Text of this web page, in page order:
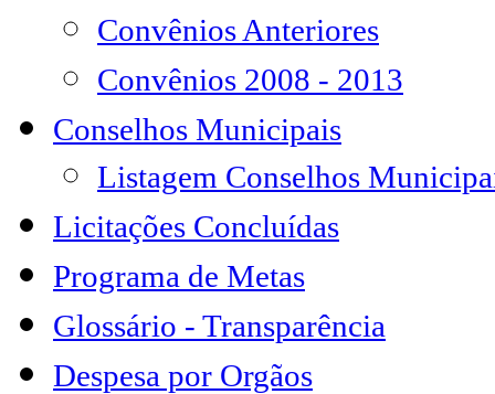
Convênios Anteriores
Convênios 2008 - 2013
Conselhos Municipais
Listagem Conselhos
Licitações Concluídas
Programa de Metas
Glossário - Transparência
Despesa por Orgãos